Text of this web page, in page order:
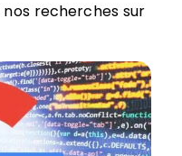
recherches sur